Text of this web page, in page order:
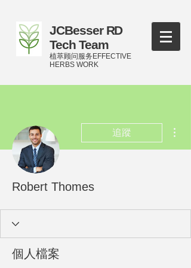
JCBesser RD
Tech Team
植萃顾问服务EFFECTIVE
HERBS WORK
追蹤
Robert Thomes
個人檔案